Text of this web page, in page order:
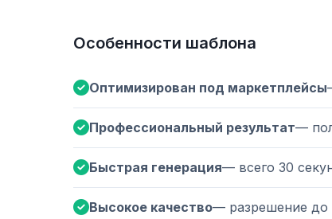
Особенности шаблона
Оптимизирован под маркетплейсы
Профессиональный результат—
Быстрая генерация— всего 30
Высокое качество— разрешение до